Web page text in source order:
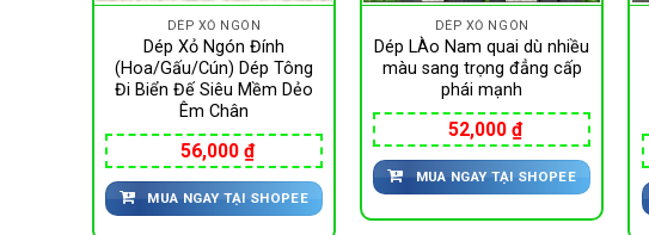
DÉP XỎ NGÓN
Dép Xỏ Ngón Đính
(Hoa/Gấu/Cún) Dép Tông
Đi Biển Đế Siêu Mềm Dẻo
Êm Chân
56,000 ₫
MUA NGAY TẠI SHOPEE
DÉP XỎ NGÓN
Dép LÀo Nam quai dù nhiều
màu sang trọng đẳng cấp
phái mạnh
52,000 ₫
MUA NGAY TẠI SHOPEE